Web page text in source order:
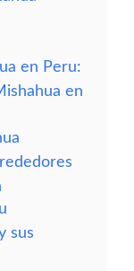
en Peru:
en
sus